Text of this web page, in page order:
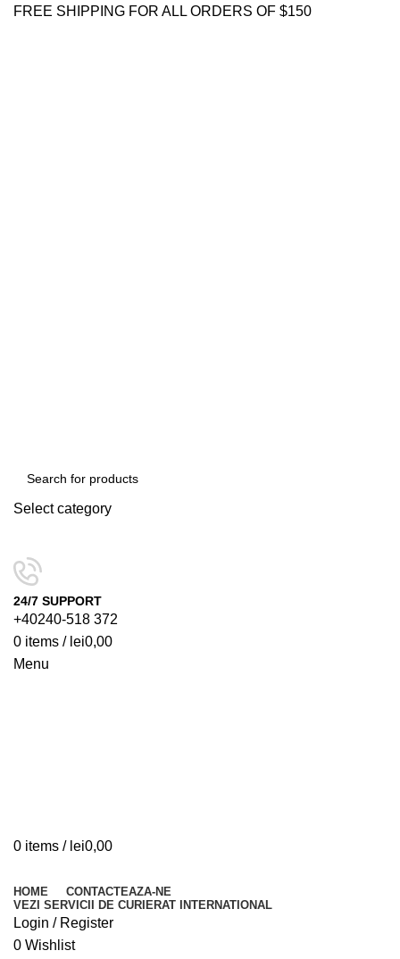
FREE SHIPPING FOR ALL ORDERS OF $150
Select category
24/7 SUPPORT
+40240-518 372
0 items / lei0,00
Menu
0 items / lei0,00
HOME
CONTACTEAZA-NE
VEZI SERVICII DE CURIERAT INTERNATIONAL
Login / Register
0 Wishlist